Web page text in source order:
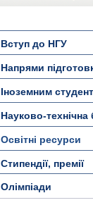
Вступ до НГУ
Напрями
Іноземним
Науково-технічна
Освітні ресурси
Стипендії, премії
Олімпіади